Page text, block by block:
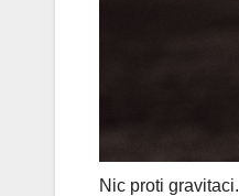
Nic proti gravitaci.